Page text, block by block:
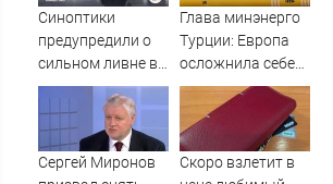
атаки на склады
Синоптики
предупредили о
сильном ливне в
Москве 7 августа
Глава минэнерго
Турции: Европа
осложнила себе
жизнь отказом от
российского газа
Сергей Миронов
Скоро взлетит в